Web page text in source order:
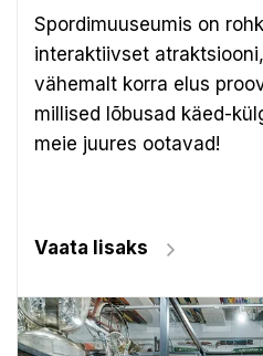
Spordimuuseumis on
interaktiivset
vähemalt korra elus
millised lõbusad käed-
meie juures ootavad!
Vaata lisaks